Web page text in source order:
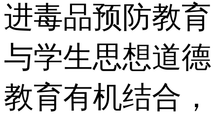
进毒品预防教育
与学生思想道德
教育有机结合，